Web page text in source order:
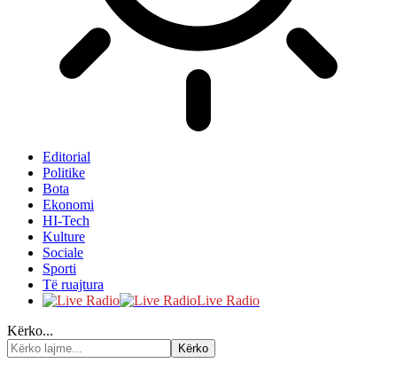
Editorial
Politike
Bota
Ekonomi
HI-Tech
Kulture
Sociale
Sporti
Të ruajtura
Live Radio
Kërko...